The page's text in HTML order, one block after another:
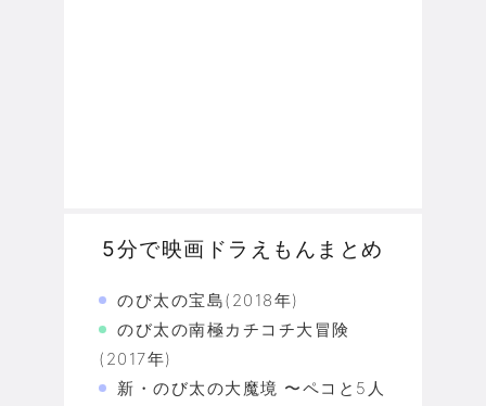
5分で映画ドラえもんまとめ
のび太の宝島(2018年)
のび太の南極カチコチ大冒険
(2017年)
新・のび太の大魔境 〜ペコと5人